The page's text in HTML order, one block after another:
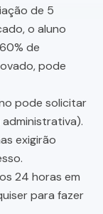
de 5
o aluno
de
pode
pode solicitar
exigirão
24 horas em
para fazer